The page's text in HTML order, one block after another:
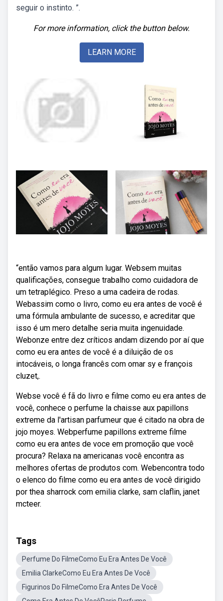
seguir o instinto. ”.
For more information, click the button below.
LEARN MORE
“então vamos para algum lugar. Websem muitas
qualificações, consegue trabalho como cuidadora de
um tetraplégico. Preso a uma cadeira de rodas.
Webassim como o livro, como eu era antes de você é
uma fórmula ambulante de sucesso, e acreditar que
isso é um mero detalhe seria muita ingenuidade.
Webonze entre dez críticos andam dizendo por aí que
como eu era antes de você é a diluição de os
intocáveis, o longa francês com omar sy e françois
cluzet,.
Webse você é fã do livro e filme como eu era antes de
você, conhece o perfume la chaisse aux papillons
extreme da l'artisan parfumeur que é citado na obra de
jojo moyes. Webperfume papillons extreme filme
como eu era antes de voce em promoção que você
procura? Relaxa na americanas você encontra as
melhores ofertas de produtos com. Webencontra todo
o elenco do filme como eu era antes de você dirigido
por thea sharrock com emilia clarke, sam claflin, janet
mcteer.
Tags
Perfume Do FilmeComo Eu Era Antes De Você
Emilia ClarkeComo Eu Era Antes De Você
Figurinos Do FilmeComo Era Antes De Você